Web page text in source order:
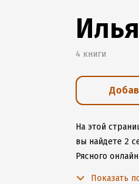
4 книги
На этой
вы найдете 2
Рясного
Показать